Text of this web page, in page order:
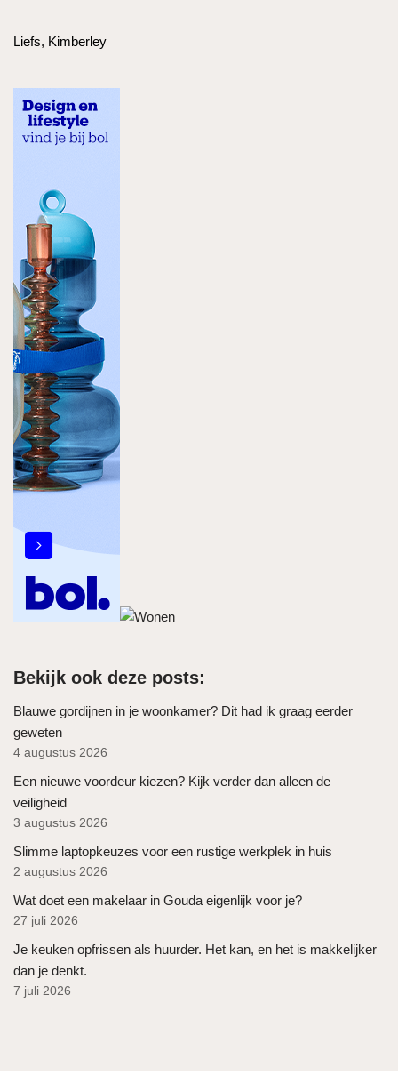
Liefs, Kimberley
Bekijk ook deze posts:
Blauwe gordijnen in je woonkamer? Dit had ik graag eerder
geweten
4 augustus 2026
Een nieuwe voordeur kiezen? Kijk verder dan alleen de
veiligheid
3 augustus 2026
Slimme laptopkeuzes voor een rustige werkplek in huis
2 augustus 2026
Wat doet een makelaar in Gouda eigenlijk voor je?
27 juli 2026
Je keuken opfrissen als huurder. Het kan, en het is makkelijker
dan je denkt.
7 juli 2026